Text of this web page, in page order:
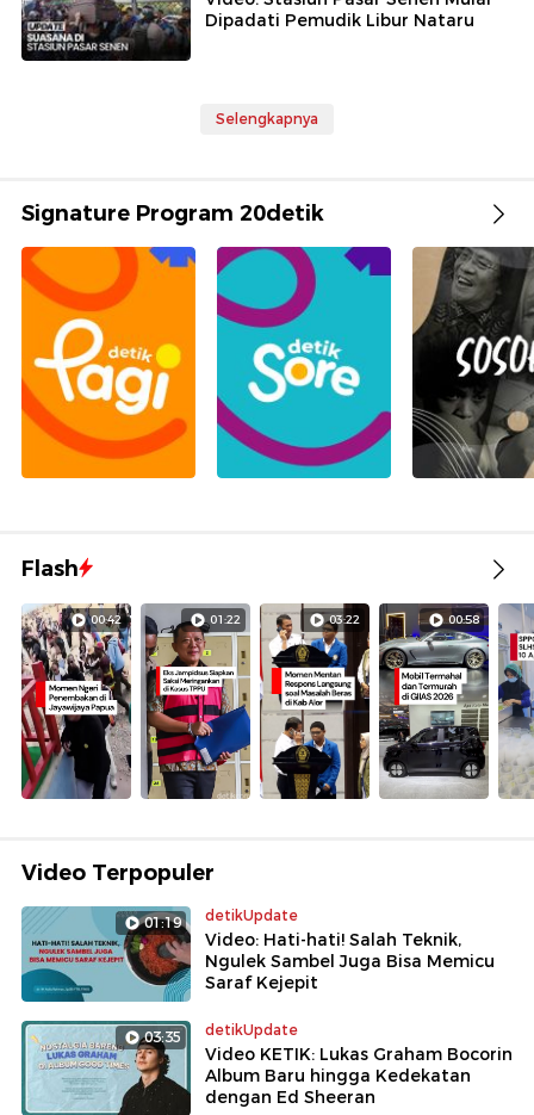
Dipadati Pemudik Libur Nataru
Selengkapnya
Signature Program 20detik
Flash
00:42 01:22 03:22 00:58
Video Terpopuler
01:19 detikUpdate
Video: Hati-hati! Salah Teknik,
Ngulek Sambel Juga Bisa Memicu
Saraf Kejepit
03:35 detikUpdate
Video KETIK: Lukas Graham Bocorin
Album Baru hingga Kedekatan
dengan Ed Sheeran